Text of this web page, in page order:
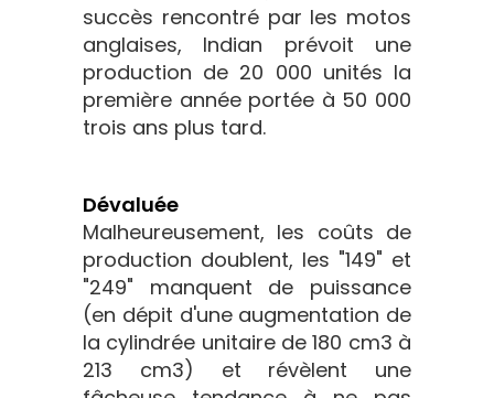
succès rencontré par les motos
anglaises, Indian prévoit une
production de 20 000 unités la
première année portée à 50 000
trois ans plus tard.
Dévaluée
Malheureusement, les coûts de
production doublent, les "149" et
"249" manquent de puissance
(en dépit d'une augmentation de
la cylindrée unitaire de 180 cm3 à
213 cm3) et révèlent une